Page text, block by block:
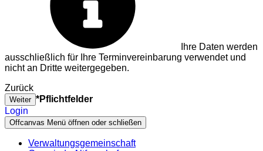
Ihre Daten werden
ausschließlich für Ihre Terminvereinbarung verwendet und
nicht an Dritte weitergegeben.
Zurück
Weiter *Pflichtfelder
Login
Offcanvas Menü öffnen oder schließen
Verwaltungsgemeinschaft